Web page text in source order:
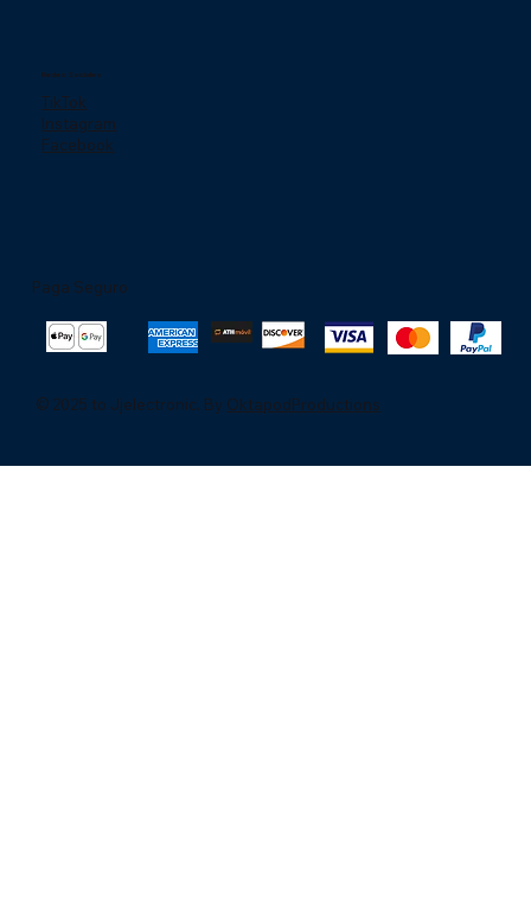
Redes Sociales
TikTok
Instagram
Facebook
Paga Seguro
© 2025 to Jjelectronic. By OktapodProductions